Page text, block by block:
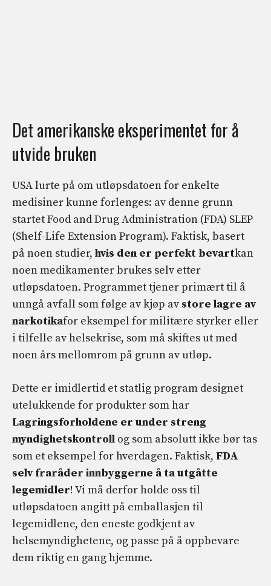
Det amerikanske eksperimentet for å
utvide bruken
USA lurte på om utløpsdatoen for enkelte
medisiner kunne forlenges: av denne grunn
startet Food and Drug Administration (FDA) SLEP
(Shelf-Life Extension Program). Faktisk, basert
på noen studier, hvis den er perfekt bevartkan
noen medikamenter brukes selv etter
utløpsdatoen. Programmet tjener primært til å
unngå avfall som følge av kjøp av store lagre av
narkotikafor eksempel for militære styrker eller
i tilfelle av helsekrise, som må skiftes ut med
noen års mellomrom på grunn av utløp.
Dette er imidlertid et statlig program designet
utelukkende for produkter som har
Lagringsforholdene er under streng
myndighetskontroll og som absolutt ikke bør tas
som et eksempel for hverdagen. Faktisk, FDA
selv fraråder innbyggerne å ta utgåtte
legemidler! Vi må derfor holde oss til
utløpsdatoen angitt på emballasjen til
legemidlene, den eneste godkjent av
helsemyndighetene, og passe på å oppbevare
dem riktig en gang hjemme.